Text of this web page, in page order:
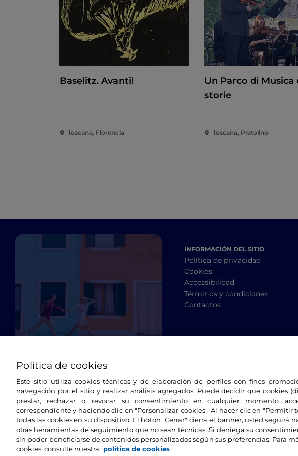
Baselitz. Avanti!
Toscana, Florencia
Un Parco di Musica
storie
Toscana, Pratolino
INFORMACIÓN DEL SITIO
Política de privacidad
Cookies
Accessibilidad
Términos y condiciones
Contactos
Política de cookies
Este sitio utiliza cookies técnicas y de elaboración de perfiles con fines
navegación por el sitio y realizar análisis agregados. Puede decidir qué cookies
prestar, rechazar o revocar su consentimiento en cualquier momento
correspondiente y haciendo clic en "Personalizar cookies". Al hacer clic en "Permitir
todas las cookies en su dispositivo. El botón "Cerrar" cierra el banner, usted seguirá
otras herramientas de seguimiento que no sean técnicas. Si deniega su
sin poder beneficiarse de contenidos personalizados según sus preferencias. Para
cookies, consulte nuestra
política de cookies